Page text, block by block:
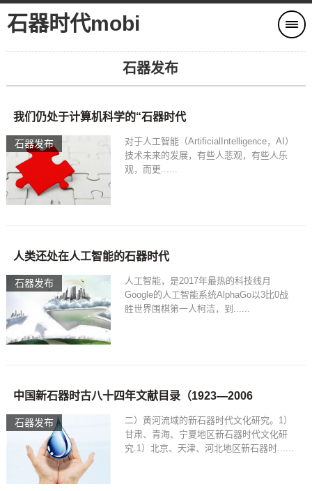
石器时代mobi
石器发布
石器发布
我们仍处于计算机科学的“石器时代
对于人工智能（ArtificialIntelligence，AI）
技术未来的发展，有些人悲观，有些人乐
观，而更......
石器发布
人类还处在人工智能的石器时代
人工智能，是2017年最热的科技线月
Google的人工智能系统AlphaGo以3比0战
胜世界围棋第一人柯洁，到......
石器发布
中国新石器时古八十四年文献目录（1923—2006
二）黄河流域的新石器时代文化研究。1）
甘肃、青海、宁夏地区新石器时代文化研
究.1）北京、天津、河北地区新石器时......